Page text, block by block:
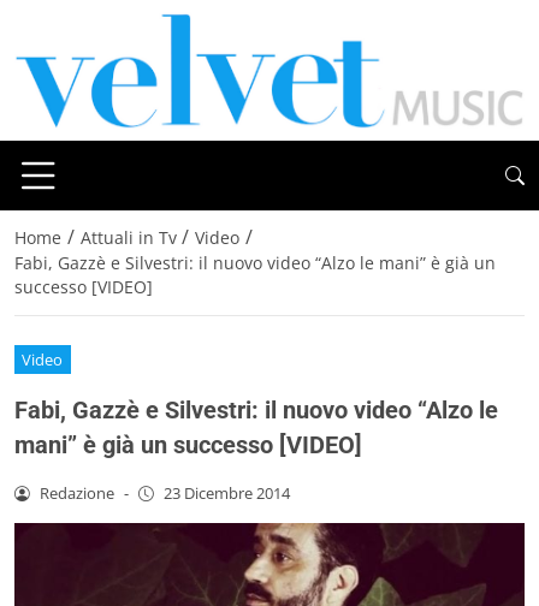
Home / Attuali in Tv / Video /
Fabi, Gazzè e Silvestri: il nuovo video “Alzo le mani” è già un
successo [VIDEO]
Video
Fabi, Gazzè e Silvestri: il nuovo video “Alzo le
mani” è già un successo [VIDEO]
Redazione - 23 Dicembre 2014